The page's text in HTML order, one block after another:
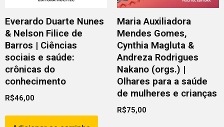
Everardo Duarte Nunes
& Nelson Filice de
Barros | Ciências
sociais e saúde:
crônicas do
conhecimento
R$46,00
Maria Auxiliadora
Mendes Gomes,
Cynthia Magluta &
Andreza Rodrigues
Nakano (orgs.) |
Olhares para a saúde
de mulheres e crianças
R$75,00